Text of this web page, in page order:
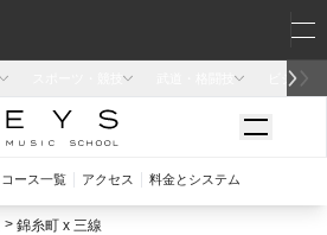
錦糸町 x 三線